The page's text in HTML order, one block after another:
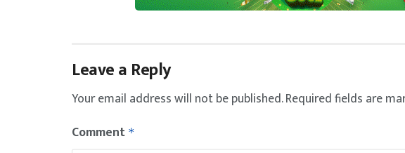
Leave a Reply
Your email address will not be published.Required fields are
Comment *